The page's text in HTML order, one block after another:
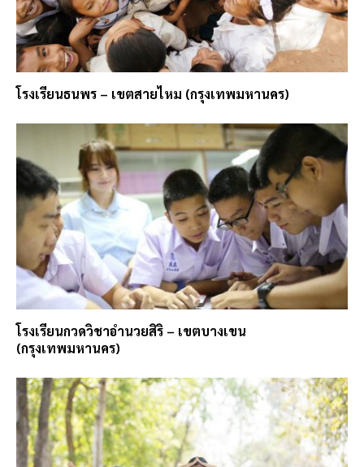
โรงเรียนธนพร – เขตสายไหม (กรุงเทพมหานคร)
โรงเรียนกวดวิชาอำนวยสิริ – เขตบางเขน
(กรุงเทพมหานคร)